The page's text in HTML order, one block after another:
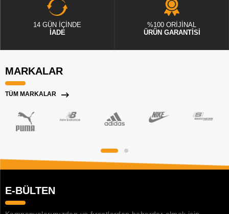
14 GÜN İÇİNDE
İADE
%100 ORİJİNAL
ÜRÜN GARANTİSİ
MARKALAR
TÜM MARKALAR
E-BÜLTEN